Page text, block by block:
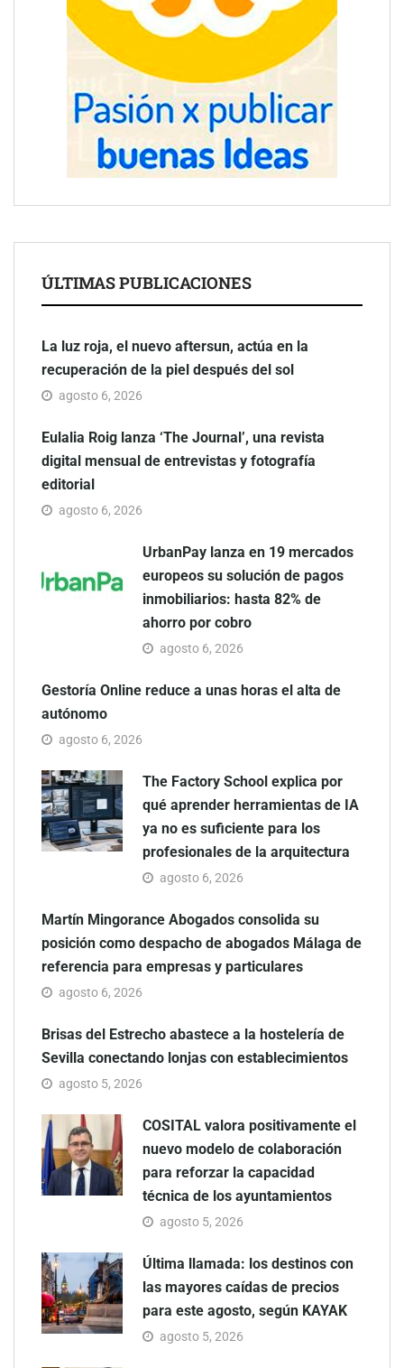
ÚLTIMAS PUBLICACIONES
La luz roja, el nuevo aftersun, actúa en la
recuperación de la piel después del sol
agosto 6, 2026
Eulalia Roig lanza ‘The Journal’, una revista
digital mensual de entrevistas y fotografía
editorial
agosto 6, 2026
UrbanPay lanza en 19 mercados
europeos su solución de pagos
inmobiliarios: hasta 82% de
ahorro por cobro
agosto 6, 2026
Gestoría Online reduce a unas horas el alta de
autónomo
agosto 6, 2026
The Factory School explica por
qué aprender herramientas de IA
ya no es suficiente para los
profesionales de la arquitectura
agosto 6, 2026
Martín Mingorance Abogados consolida su
posición como despacho de abogados Málaga de
referencia para empresas y particulares
agosto 6, 2026
Brisas del Estrecho abastece a la hostelería de
Sevilla conectando lonjas con establecimientos
agosto 5, 2026
COSITAL valora positivamente el
nuevo modelo de colaboración
para reforzar la capacidad
técnica de los ayuntamientos
agosto 5, 2026
Última llamada: los destinos con
las mayores caídas de precios
para este agosto, según KAYAK
agosto 5, 2026